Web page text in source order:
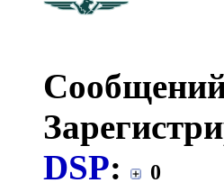
DSP: 0